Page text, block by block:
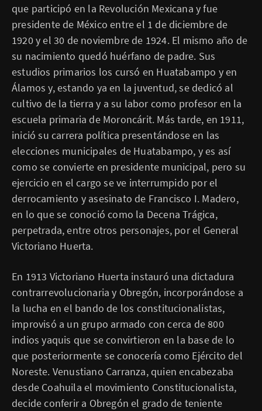
que participó en la Revolución Mexicana y fue
presidente de México entre el 1 de diciembre de
1920 y el 30 de noviembre de 1924. El mismo año de
su nacimiento quedó huérfano de padre. Sus
estudios primarios los cursó en Huatabampo y en
Álamos y, estando ya en la juventud, se dedicó al
cultivo de la tierra y a su labor como profesor en la
escuela primaria de Moroncárit. Más tarde, en 1911,
inició su carrera política presentándose en las
elecciones municipales de Huatabampo, y es así
como se convierte en presidente municipal, pero su
ejercicio en el cargo se ve interrumpido por el
derrocamiento y asesinato de Francisco I. Madero,
en lo que se conoció como la Decena Trágica,
perpetrada, entre otros personajes, por el General
Victoriano Huerta.
En 1913 Victoriano Huerta instauró una dictadura
contrarrevolucionaria y Obregón, incorporándose a
la lucha en el bando de los constitucionalistas,
improvisó a un grupo armado con cerca de 800
indios yaquis que se convirtieron en la base de lo
que posteriormente se conocería como Ejército del
Noreste. Venustiano Carranza, quien encabezaba
desde Coahuila el movimiento Constitucionalista,
decide conferir a Obregón el grado de teniente